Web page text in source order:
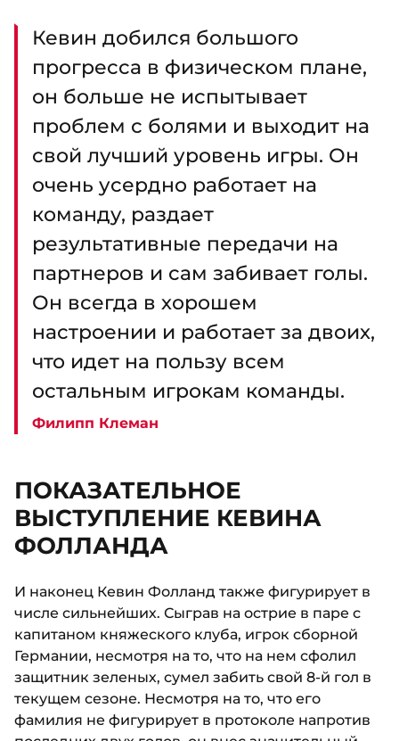
Кевин добился большого
прогресса в физическом плане,
он больше не испытывает
проблем с болями и выходит на
свой лучший уровень игры. Он
очень усердно работает на
команду, раздает
результативные передачи на
партнеров и сам забивает голы.
Он всегда в хорошем
настроении и работает за двоих,
что идет на пользу всем
остальным игрокам команды.
Филипп Клеман
ПОКАЗАТЕЛЬНОЕ
ВЫСТУПЛЕНИЕ КЕВИНА
ФОЛЛАНДА
И наконец Кевин Фолланд также фигурирует в
числе сильнейших. Сыграв на острие в паре с
капитаном княжеского клуба, игрок сборной
Германии, несмотря на то, что на нем сфолил
защитник зеленых, сумел забить свой 8-й гол в
текущем сезоне. Несмотря на то, что его
фамилия не фигурирует в протоколе напротив